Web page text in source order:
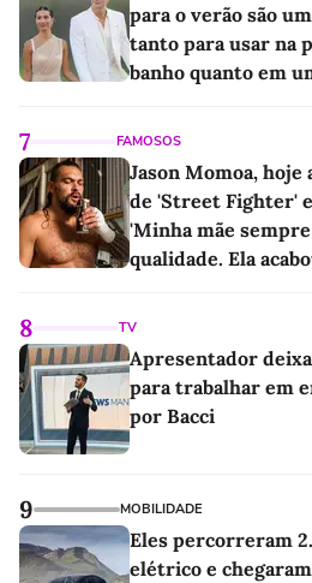
para o verão são
tanto para usar na
banho quanto em
7 FAMOSOS
Jason Momoa, hoje
de 'Street Fighter'
'Minha mãe
qualidade. Ela
8 TV
Apresentador deixa
para trabalhar em
por Bacci
9 MOBILIDADE
Eles percorreram
elétrico e